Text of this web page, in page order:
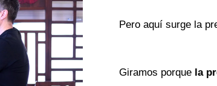
Pero aquí surge la
Giramos porque la